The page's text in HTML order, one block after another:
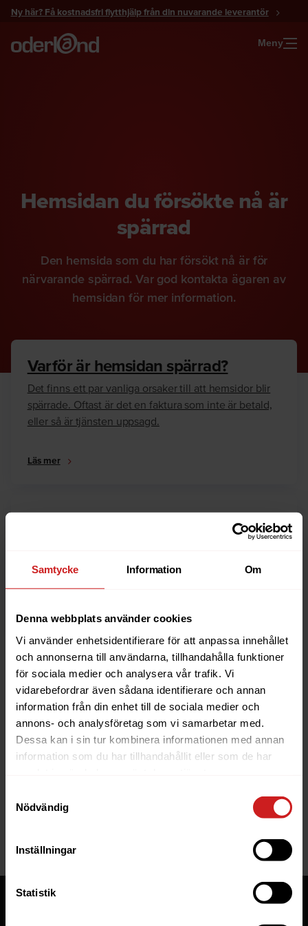
Samtycke Information Om
Denna webbplats använder cookies
Vi använder enhetsidentifierare för att anpassa innehållet
och annonserna till användarna, tillhandahålla funktioner
för sociala medier och analysera vår trafik. Vi
vidarebefordrar även sådana identifierare och annan
information från din enhet till de sociala medier och
annons- och analysföretag som vi samarbetar med.
Dessa kan i sin tur kombinera informationen med annan
information som du har tillhandahållit eller som de har
Nödvändig
Inställningar
Statistik
Gå
innehåll
Ny här? Få kostnadsfri flytthjälp från din nuvarande leverantör
Meny
Hemsidan du försökte nå är
spärrad
Den hemsida som du har försökt nå är för
närvarande spärrad. Var god kontakta ägaren av
hemsidan för mer information.
Varför är hemsidan spärrad?
Det finns ett par vanliga orsaker till att hemsidor blir
spärrade. Oftast är det en faktura som inte är betald,
eller så är tjänsten uppsagd.
Läs mer
Är du ägare till hemsidan eller domännamnet så har
anledningarna till varför en hemsida är spärrad.
Läs mer
The website you were trying to
reach has been suspended
If you are the owner of this website or domain please
read
website to be suspended.